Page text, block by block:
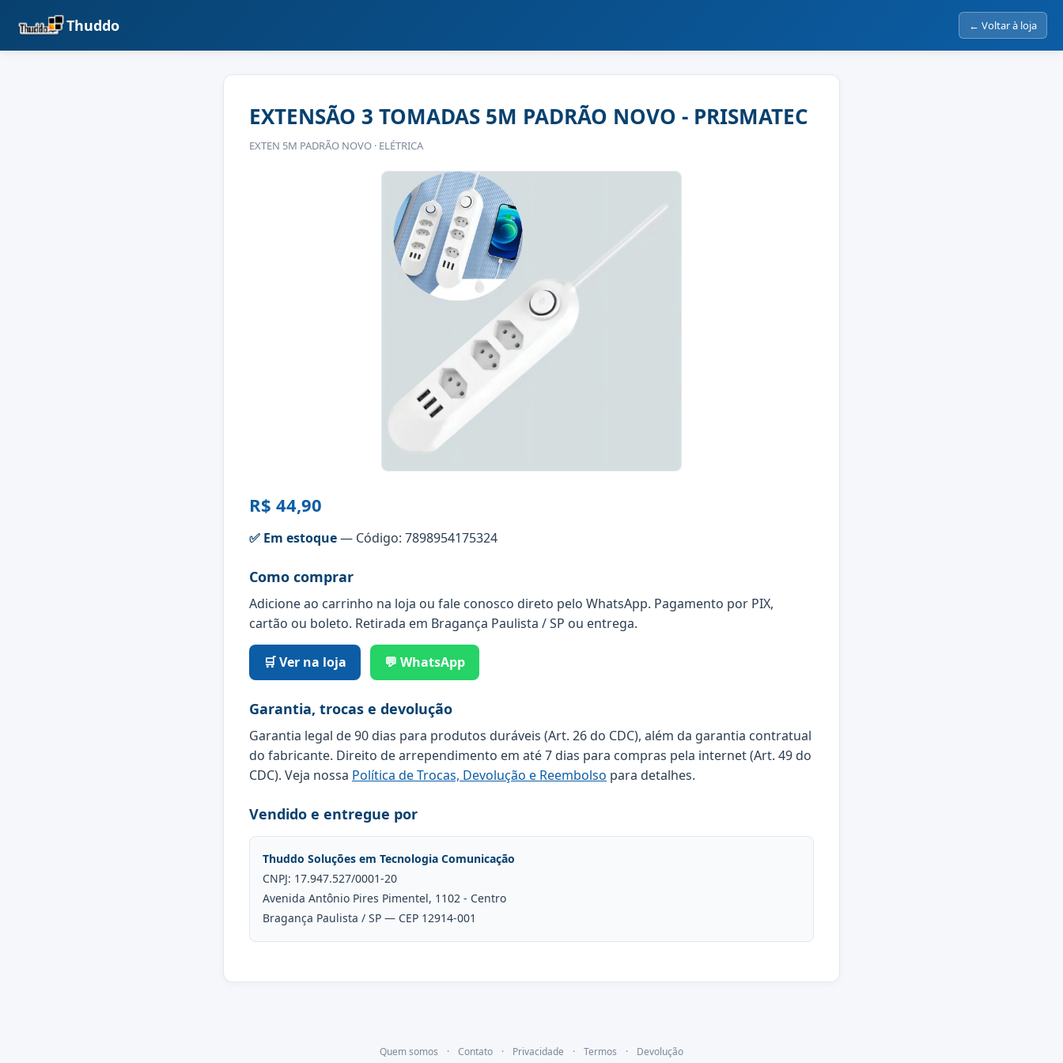
Thuddo ← Voltar à loja
EXTENSÃO 3 TOMADAS 5M PADRÃO NOVO - PRISMATEC
EXTEN 5M PADRÃO NOVO · ELÉTRICA
R$ 44,90
✅ Em estoque— Código: 7898954175324
Como comprar
Adicione ao carrinho na loja ou fale conosco direto pelo WhatsApp. Pagamento por PIX,
cartão ou boleto. Retirada em Bragança Paulista / SP ou entrega.
🛒 Ver na loja 💬 WhatsApp
Garantia, trocas e devolução
Garantia legal de 90 dias para produtos duráveis (Art. 26 do CDC), além da garantia contratual
do fabricante. Direito de arrependimento em até 7 dias para compras pela internet (Art. 49 do
CDC). Veja nossa Política de Trocas, Devolução e Reembolso para detalhes.
Vendido e entregue por
Thuddo Soluções em Tecnologia Comunicação
CNPJ: 17.947.527/0001-20
Avenida Antônio Pires Pimentel, 1102 - Centro
Bragança Paulista / SP — CEP 12914-001
Quem somos · Contato · Privacidade · Termos · Devolução